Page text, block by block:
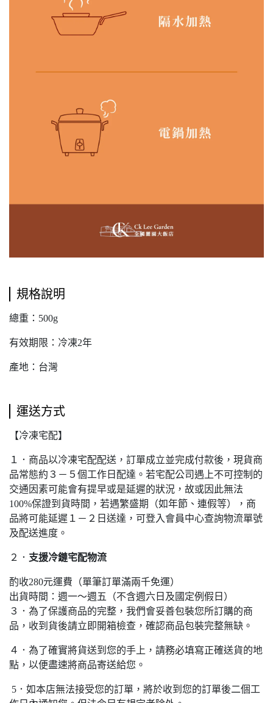
規格說明
總重：500g
有效期限：冷凍2年
產地：台灣
運送方式
【冷凍宅配】
１．商品以冷凍宅配配送，訂單成立並完成付款後，現貨商
品常態約３－５個工作日配達。若宅配公司遇上不可控制的
交通因素可能會有提早或是延遲的狀況，故或因此無法
100%保證到貨時間，若遇繁盛期（如年節、連假等），商
品將可能延遲１－２日送達，可登入會員中心查詢物流單號
及配送進度。
２． 支援冷鏈宅配物流
酌收280元運費（單筆訂單滿兩千免運）
出貨時間：週一～週五（不含週六日及國定例假日）
３．為了保護商品的完整，我們會妥善包裝您所訂購的商
品，收到貨後請立即開箱檢查，確認商品包裝完整無缺。
４．為了確實將貨送到您的手上，請務必填寫正確送貨的地
點，以便盡速將商品寄送給您。
5．如本店無法接受您的訂單，將於收到您的訂單後二個工